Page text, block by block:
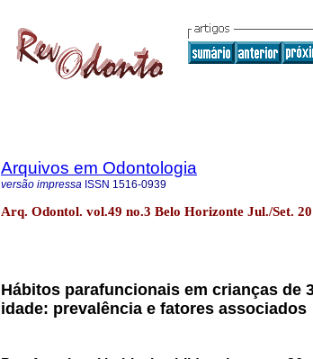
Arquivos em Odontologia
versão impressa ISSN 1516-0939
Arq. Odontol. vol.49 no.3 Belo Horizonte Jul./Set.
Hábitos parafuncionais em crianças de
idade: prevalência e fatores associados